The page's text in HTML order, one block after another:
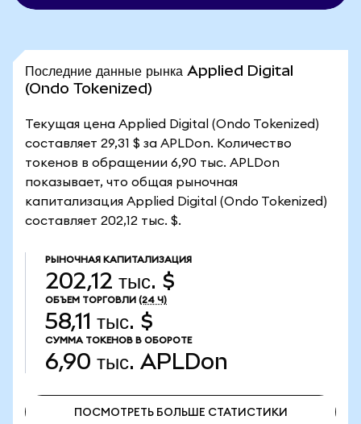
Последние данные рынка Applied Digital
(Ondo Tokenized)
Текущая цена Applied Digital (Ondo Tokenized)
составляет 29,31 $ за APLDon. Количество
токенов в обращении 6,90 тыс. APLDon
показывает, что общая рыночная
капитализация Applied Digital (Ondo Tokenized)
составляет 202,12 тыс. $.
РЫНОЧНАЯ КАПИТАЛИЗАЦИЯ
202,12 тыс. $
ОБЪЕМ ТОРГОВЛИ (24 Ч)
58,11 тыс. $
СУММА ТОКЕНОВ В ОБОРОТЕ
6,90 тыс. APLDon
ПОСМОТРЕТЬ БОЛЬШЕ СТАТИСТИКИ